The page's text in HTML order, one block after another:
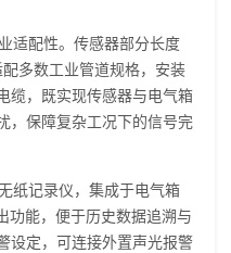
适配性。传感器部分长度
多数工业管道规格，安装
缆，既实现传感器与电气箱
，保障复杂工况下的信号完
纸记录仪，集成于电气箱
功能，便于历史数据追溯与
设定，可连接外置声光报警